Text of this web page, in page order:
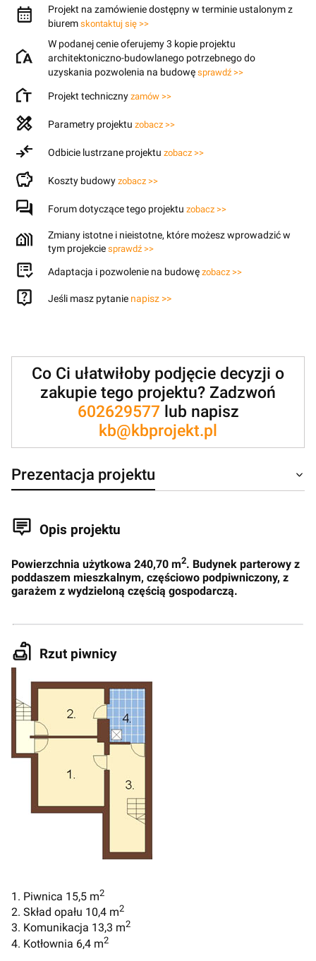
Projekt na zamówienie dostępny w terminie ustalonym z
biurem skontaktuj się >>
W podanej cenie oferujemy 3 kopie projektu
architektoniczno-budowlanego potrzebnego do
uzyskania pozwolenia na budowę sprawdź >>
Projekt techniczny zamów >>
Parametry projektu zobacz >>
Odbicie lustrzane projektu zobacz >>
Koszty budowy zobacz >>
Forum dotyczące tego projektu zobacz >>
Zmiany istotne i nieistotne, które możesz wprowadzić w
tym projekcie sprawdź >>
Adaptacja i pozwolenie na budowę zobacz >>
Jeśli masz pytanie napisz >>
Co Ci ułatwiłoby podjęcie decyzji o
zakupie tego projektu? Zadzwoń
602629577lub napisz
kb@kbprojekt.pl
Prezentacja projektu
Opis projektu
Powierzchnia użytkowa 240,70 m2. Budynek parterowy z
poddaszem mieszkalnym, częściowo podpiwniczony, z
garażem z wydzieloną częścią gospodarczą.
Rzut piwnicy
1. Piwnica 15,5 m2
2. Skład opału 10,4 m2
3. Komunikacja 13,3 m2
4. Kotłownia 6,4 m2